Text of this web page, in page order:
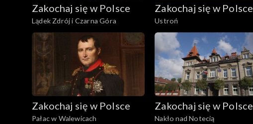
Zakochaj się w Polsce
Lądek Zdrój i Czarna Góra
Zakochaj się w Polsce
Ustroń
Zakochaj się w Polsce
Pałac w Walewicach
Zakochaj się w Polsce
Nakło nad Notecią